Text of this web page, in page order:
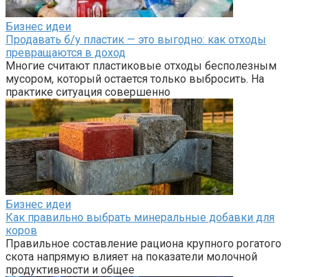
Бизнес идеи
Продавать б/у пластик — это выгодно: как отходы
превращаются в доход
Многие считают пластиковые отходы бесполезным
мусором, который остается только выбросить. На
практике ситуация совершенно
Бизнес идеи
Как правильно выбрать минеральные добавки для
коров
Правильное составление рациона крупного рогатого
скота напрямую влияет на показатели молочной
продуктивности и общее